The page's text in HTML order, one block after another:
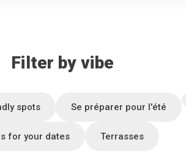
Filter by vibe
spots Se préparer pour l'été
for your dates Terrasses